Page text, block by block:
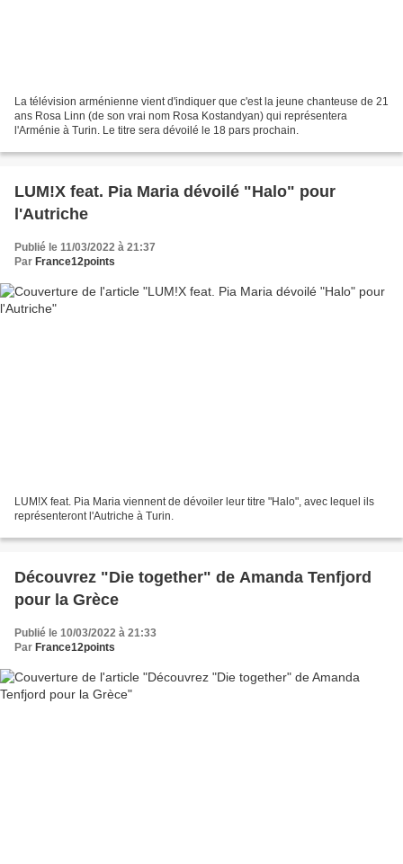
La télévision arménienne vient d'indiquer que c'est la jeune chanteuse de 21
ans Rosa Linn (de son vrai nom Rosa Kostandyan) qui représentera
l'Arménie à Turin. Le titre sera dévoilé le 18 pars prochain.
LUM!X feat. Pia Maria dévoilé "Halo" pour
l'Autriche
Publié le 11/03/2022 à 21:37
Par France12points
LUM!X feat. Pia Maria viennent de dévoiler leur titre "Halo", avec lequel ils
représenteront l'Autriche à Turin.
Découvrez "Die together" de Amanda Tenfjord
pour la Grèce
Publié le 10/03/2022 à 21:33
Par France12points